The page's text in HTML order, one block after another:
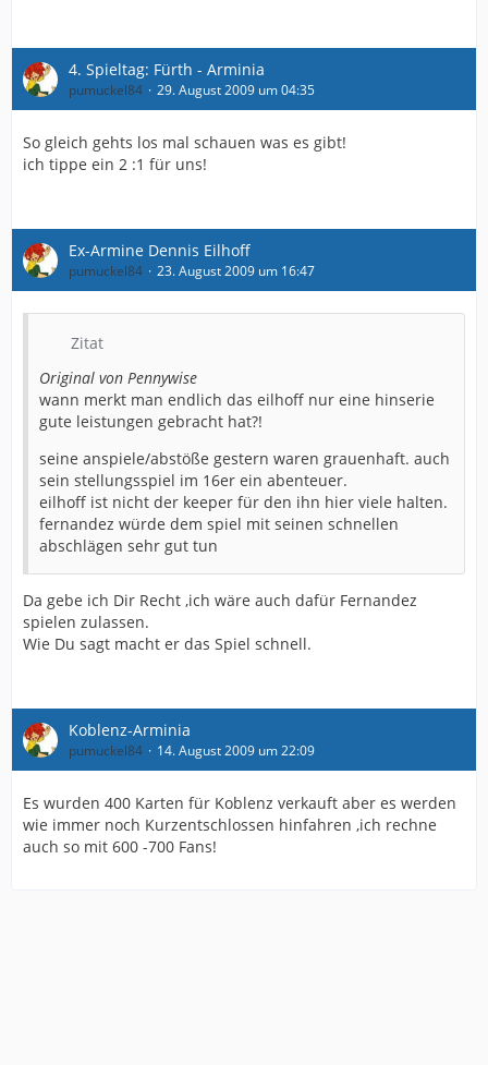
4. Spieltag: Fürth - Arminia
pumuckel84 29. August 2009 um 04:35
So gleich gehts los mal schauen was es gibt!
ich tippe ein 2 :1 für uns!
Ex-Armine Dennis Eilhoff
pumuckel84 23. August 2009 um 16:47
Zitat
Original von Pennywise
wann merkt man endlich das eilhoff nur eine hinserie
gute leistungen gebracht hat?!
seine anspiele/abstöße gestern waren grauenhaft. auch
sein stellungsspiel im 16er ein abenteuer.
eilhoff ist nicht der keeper für den ihn hier viele halten.
fernandez würde dem spiel mit seinen schnellen
abschlägen sehr gut tun
Da gebe ich Dir Recht ,ich wäre auch dafür Fernandez
spielen zulassen.
Wie Du sagt macht er das Spiel schnell.
Koblenz-Arminia
pumuckel84 14. August 2009 um 22:09
Es wurden 400 Karten für Koblenz verkauft aber es werden
wie immer noch Kurzentschlossen hinfahren ,ich rechne
auch so mit 600 -700 Fans!